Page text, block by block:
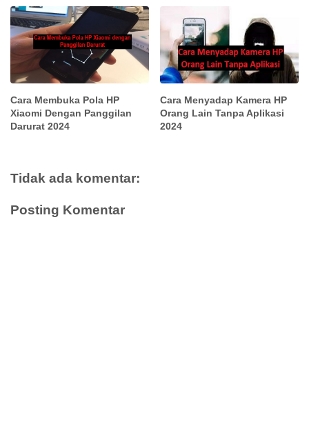
Cara Membuka Pola HP
Xiaomi Dengan Panggilan
Darurat 2024
Cara Menyadap Kamera HP
Orang Lain Tanpa Aplikasi
2024
Tidak ada komentar:
Posting Komentar